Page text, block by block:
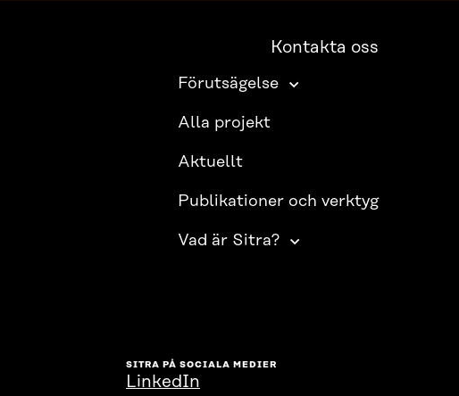
Kontakta oss
Förutsägelse
Alla projekt
Aktuellt
Publikationer och verktyg
Vad är Sitra?
SITRA PÅ SOCIALA MEDIER
LinkedIn